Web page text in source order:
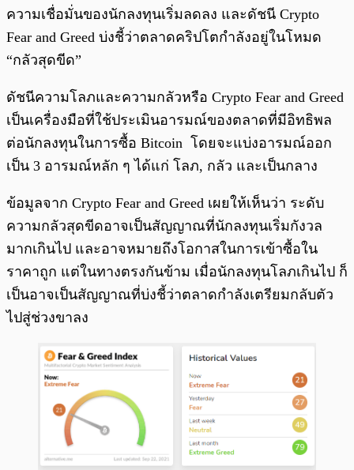
ความเชื่อมั่นของนักลงทุนเริ่มลดลง และดัชนี Crypto
Fear and Greed บ่งชี้ว่าตลาดคริปโตกำลังอยู่ในโหมด
“กลัวสุดขีด”
ดัชนีความโลภและความกลัวหรือ Crypto Fear and Greed
เป็นเครื่องมือที่ใช้ประเมินอารมณ์ของตลาดที่มีอิทธิพล
ต่อนักลงทุนในการซื้อ Bitcoin โดยจะแบ่งอารมณ์ออก
เป็น 3 อารมณ์หลัก ๆ ได้แก่ โลภ, กลัว และเป็นกลาง
ข้อมูลจาก Crypto Fear and Greed เผยให้เห็นว่า ระดับ
ความกลัวสุดขีดอาจเป็นสัญญาณที่นักลงทุนเริ่มกังวล
มากเกินไป และอาจหมายถึงโอกาสในการเข้าซื้อใน
ราคาถูก แต่ในทางตรงกันข้าม เมื่อนักลงทุนโลภเกินไป ก็
เป็นอาจเป็นสัญญาณที่บ่งชี้ว่าตลาดกำลังเตรียมกลับตัว
ไปสู่ช่วงขาลง